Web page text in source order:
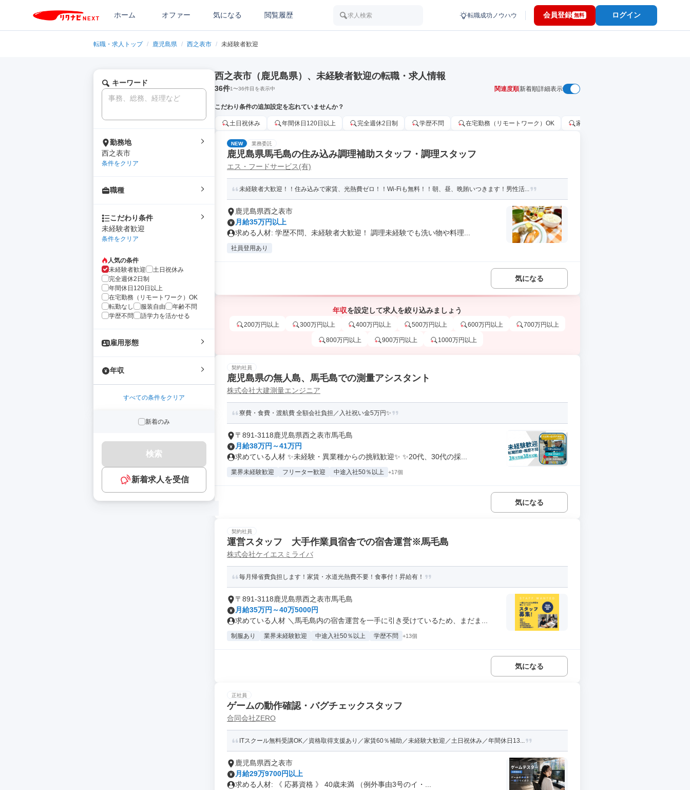
ホーム オファー 気になる 閲覧履歴 求人検索 転職成功ノウハウ 会員登録 無料 ログイン
転職・求人トップ / 鹿児島県 / 西之表市 / 未経験者歓迎
キーワード
勤務地
西之表市
条件をクリア
職種
こだわり条件
未経験者歓迎
条件をクリア
人気の条件
未経験者歓迎
土日祝休み
完全週休2日制
年間休日120日以上
在宅勤務（リモートワーク）OK
転勤なし
服装自由
年齢不問
学歴不問
語学力を活かせる
雇用形態
年収
すべての条件をクリア
新着のみ
検索
新着求人を受信
西之表市（鹿児島県）、未経験者歓迎の転職・求人情報
36件1〜36件目を表示中 関連度順新着順詳細表示
こだわり条件の追加設定を忘れていませんか？
土日祝休み 年間休日120日以上 完全週休2日制 学歴不問 在宅勤務（リモートワーク）OK 家賃補助・住宅手当あり
NEW 業務委託
鹿児島県馬毛島の住み込み調理補助スタッフ・調理スタッフ
エス・フードサービス(有)
未経験者大歓迎！！住み込みで家賃、光熱費ゼロ！！Wi-Fiも無料！！朝、昼、晩賄いつきます！男性活...
鹿児島県西之表市
月給35万円以上
求める人材: 学歴不問、未経験者大歓迎！ 調理未経験でも洗い物や料理...
社員登用あり
気になる
年収を設定して求人を絞り込みましょう
200万円以上 300万円以上 400万円以上 500万円以上 600万円以上 700万円以上
800万円以上 900万円以上 1000万円以上
契約社員
鹿児島県の無人島、馬毛島での測量アシスタント
株式会社大建測量エンジニア
寮費・食費・渡航費 全額会社負担／入社祝い金5万円✨
〒891-3118鹿児島県西之表市馬毛島
月給38万円～41万円
求めている人材 ✨未経験・異業種からの挑戦歓迎✨ ✨20代、30代の採...
業界未経験歓迎 フリーター歓迎 中途入社50％以上 +17個
気になる
契約社員
運営スタッフ 大手作業員宿舎での宿舎運営※馬毛島
株式会社ケイエスミライバ
毎月帰省費負担します！家賃・水道光熱費不要！食事付！昇給有！
〒891-3118鹿児島県西之表市馬毛島
月給35万円～40万5000円
求めている人材 ＼馬毛島内の宿舎運営を一手に引き受けているため、まだま...
制服あり 業界未経験歓迎 中途入社50％以上 学歴不問 +13個
気になる
正社員
ゲームの動作確認・バグチェックスタッフ
合同会社ZERO
ITスクール無料受講OK／資格取得支援あり／家賃60％補助／未経験大歓迎／土日祝休み／年間休日13...
鹿児島県西之表市
月給29万9700円以上
求める人材: 《 応募資格 》 40歳未満 （例外事由3号のイ・...